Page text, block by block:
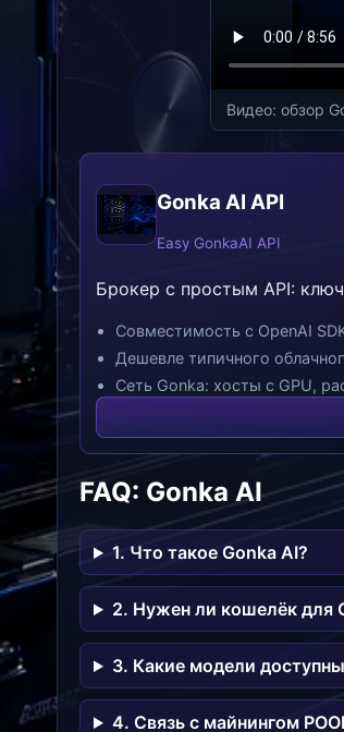
Видео: обзор
Gonka AI API
Easy GonkaAI API
Брокер с простым API:
Совместимость с OpenAI
Дешевле типичного
Сеть Gonka: хосты с GPU,
FAQ: Gonka AI
1. Что такое Gonka AI?
2. Нужен ли кошелёк для
3. Какие модели
4. Связь с майнингом